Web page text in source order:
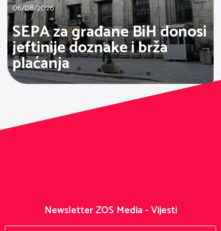
06/08/2026
SEPA za građane BiH donosi
jeftinije doznake i brža
plaćanja
Newsletter ZOS Media - Vijesti